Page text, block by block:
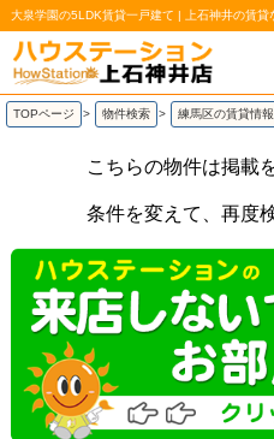
大泉学園の5LDK賃貸一戸建て | 上石神井の賃
/
TOPページ > 物件検索 > 練馬区の賃貸情
こちらの物件は掲載
条件を変えて、再度